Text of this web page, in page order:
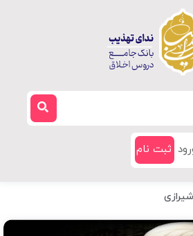
ثبت نام